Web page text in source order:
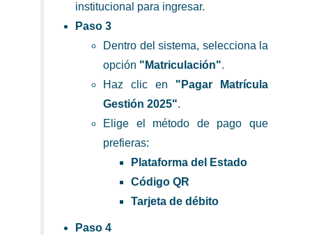
institucional para ingresar.
Paso 3
Dentro del sistema, selecciona la
opción "Matriculación".
Haz clic en "Pagar Matrícula
Gestión 2025".
Elige el método de pago que
prefieras:
Plataforma del Estado
Código QR
Tarjeta de débito
Paso 4